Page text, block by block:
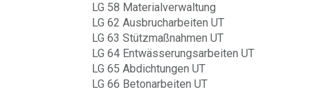
LG 58 Materialverwaltung
LG 62 Ausbrucharbeiten UT
LG 63 Stützmaßnahmen UT
LG 64 Entwässerungsarbeiten UT
LG 65 Abdichtungen UT
LG 66 Betonarbeiten UT